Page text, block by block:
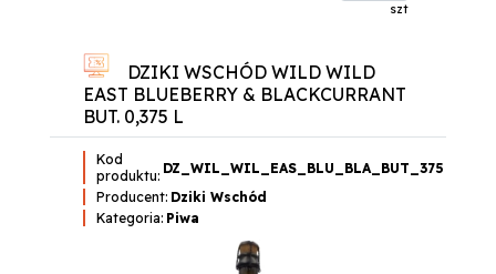
szt
DZIKI WSCHÓD WILD WILD
EAST BLUEBERRY & BLACKCURRANT
BUT. 0,375 L
Kod
produktu: DZ_WIL_WIL_EAS_BLU_BLA_BUT_375
Producent: Dziki Wschód
Kategoria: Piwa